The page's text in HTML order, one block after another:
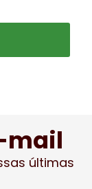
mail
últimas